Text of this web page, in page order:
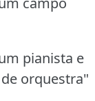
pianista e
orquestra"